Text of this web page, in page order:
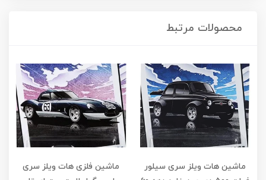
محصولات مرتبط
ماشین هات ویلز سری سیلور
ماشین فلزی هات ویلز سری